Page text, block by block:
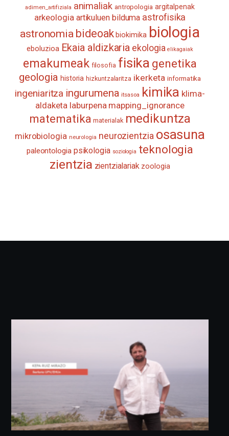
adimen_artifiziala animaliak antropologia argitalpenak
arkeologia artikuluen bilduma astrofisika
astronomia bideoak biokimika biologia
eboluzioa Ekaia aldizkaria ekologia elikagaiak
emakumeak filosofia fisika genetika
geologia historia hizkuntzalaritza ikerketa informatika
ingeniaritza ingurumena itsasoa kimika klima-
aldaketa laburpena mapping_ignorance
matematika materialak medikuntza
mikrobiologia neurologia neurozientzia osasuna
paleontologia psikologia soziologia teknologia
zientzia zientzialariak zoologia